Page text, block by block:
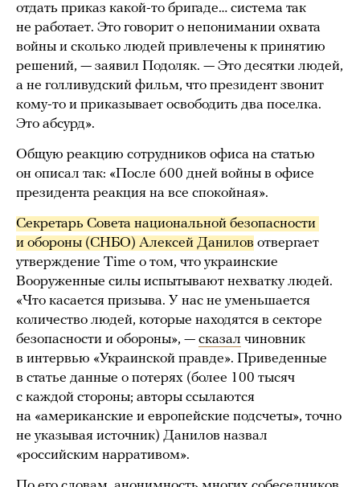
отдать приказ какой-то бригаде… система так
не работает. Это говорит о непонимании охвата
войны и сколько людей привлечены к принятию
решений, — заявил Подоляк. — Это десятки людей,
а не голливудский фильм, что президент звонит
кому-то и приказывает освободить два поселка.
Это абсурд».
Общую реакцию сотрудников офиса на статью
он описал так: «После 600 дней войны в офисе
президента реакция на все спокойная».
Секретарь Совета национальной безопасности
и обороны (СНБО) Алексей Данилов отвергает
утверждение Time о том, что украинские
Вооруженные силы испытывают нехватку людей.
«Что касается призыва. У нас не уменьшается
количество людей, которые находятся в секторе
безопасности и обороны», — сказал чиновник
в интервью «Украинской правде». Приведенные
в статье данные о потерях (более 100 тысяч
с каждой стороны; авторы ссылаются
на «американские и европейские подсчеты», точно
не указывая источник) Данилов назвал
«российским нарративом».